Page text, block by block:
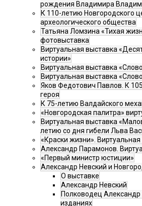
рождения Владимира
К 110-летию Новгородского
археологического общества
Татьяна Ломзина «Тихая
фотовыставка
Виртуальная выставка
истории»
Виртуальная выставка
Виртуальная выставка
Яков Федотович Павлов. К
героя
К 75-летию Валдайского
«Новгородская палитра»
Виртуальная выставка
летию со дня гибели Льва
«Краски жизни».
Александр Парамонов.
«Первый министр юстиции»
Александр Невский и
О выставке
Александр Невский
Полководец Александр
изданиях